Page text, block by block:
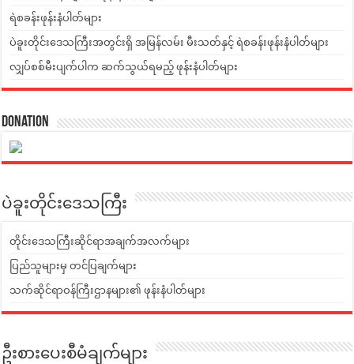
ရဲစခန်းဖုန်းနံပါတ်များ
ပဲခူးတိုင်းဒေသကြီးအတွင်းရှိ အမြန်လမ်း မီးသတ်နှင့် ရဲစခန်းဖုန်းနံပါတ်များ
လျှပ်စစ်မီးပျက်ပါက ဆက်သွယ်ရမည့် ဖုန်းနံပါတ်များ
Donation
ပဲခူးတိုင်းဒေသကြီး
တိုင်းဒေသကြီးဆိုင်ရာအချက်အလက်များ
ပြည်သူများမှ တင်ပြချက်များ
သက်ဆိုင်ရာဝန်ကြီးဌာနများ၏ ဖုန်းနံပါတ်များ
ဦးစားပေးစီမံချက်များ